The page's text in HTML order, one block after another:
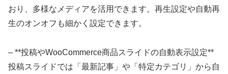
おり、多様なメディアを活用できます。再生設定や自動再
生のオンオフも細かく設定できます。
– **投稿やWooCommerce商品スライドの自動表示設定**
投稿スライドでは「最新記事」や「特定カテゴリ」から自